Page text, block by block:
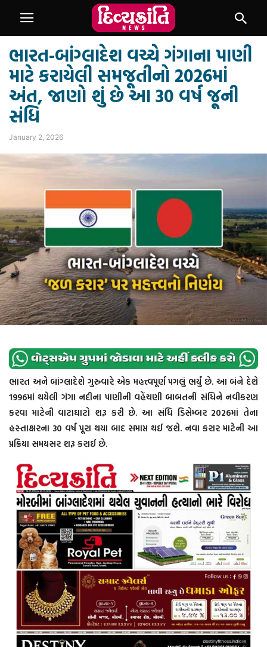
ભારત-બાંગ્લાદેશ વચ્ચે ગંગાના પાણી
માટે કરાયેલી સમજૂતીનો 2026માં
અંત, જાણો શું છે આ 30 વર્ષ જૂની
સંધિ
January 2, 2026
ભારત અને બાંગ્લાદેશે ગુરુવારે એક મહત્ત્વપૂર્ણ પગલું ભર્યું છે. આ બંને દેશે
1996માં થયેલી ગંગા નદીના પાણીની વહેંચણી બાબતની સંધિને નવીકરણ
કરવા માટેની વાટાઘાટો શરૂ કરી છે. આ સંધિ ડિસેમ્બર 2026માં તેના
હસ્તાક્ષરના 30 વર્ષ પૂરા થયા બાદ સમાપ્ત થઈ જશે. નવા કરાર માટેની આ
પ્રક્રિયા સમયસર શરૂ કરાઈ છે.